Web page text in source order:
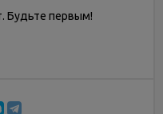
Будьте первым!